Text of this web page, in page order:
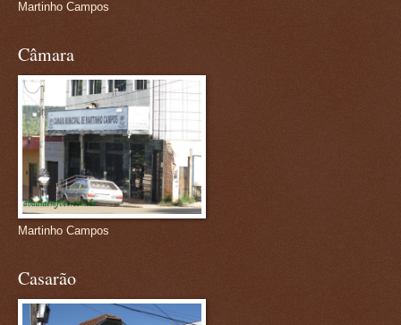
Martinho Campos
Câmara
Martinho Campos
Casarão